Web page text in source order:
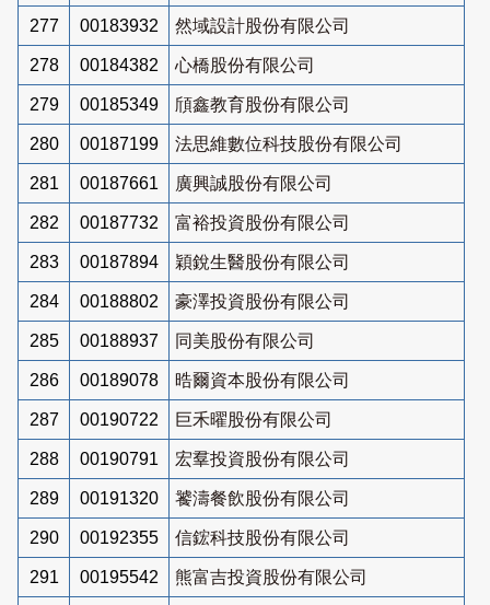
277 00183932 然域設計股份有限公司
278 00184382 心橋股份有限公司
279 00185349 頎鑫教育股份有限公司
280 00187199 法思維數位科技股份有限公司
281 00187661 廣興誠股份有限公司
282 00187732 富裕投資股份有限公司
283 00187894 穎銳生醫股份有限公司
284 00188802 豪澤投資股份有限公司
285 00188937 同美股份有限公司
286 00189078 晧爾資本股份有限公司
287 00190722 巨禾曜股份有限公司
288 00190791 宏羣投資股份有限公司
289 00191320 饕濤餐飲股份有限公司
290 00192355 信鋐科技股份有限公司
291 00195542 熊富吉投資股份有限公司